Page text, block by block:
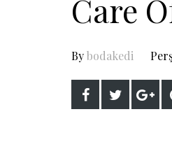
Care
Bybodakedi